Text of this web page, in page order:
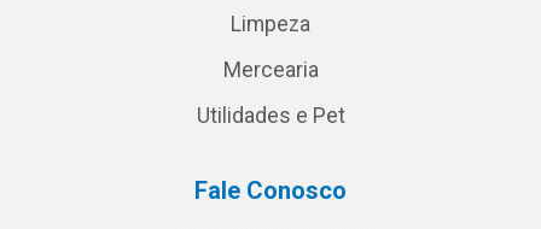
Limpeza
Mercearia
Utilidades e Pet
Fale Conosco